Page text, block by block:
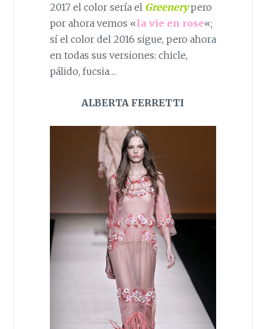
2017 el color sería el Greenerypero
por ahora vemos «la vie en rose«;
sí el color del 2016 sigue, pero ahora
en todas sus versiones: chicle,
pálido, fucsia…
ALBERTA FERRETTI